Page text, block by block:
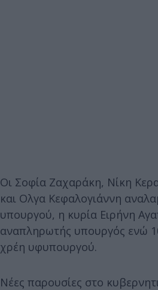
Οι Σοφία Ζαχαράκη, Νίκη
και Ολγα Κεφαλογιάννη
υπουργού, η κυρία Ειρήνη
αναπληρωτής υπουργός ενώ
χρέη υφυπουργού.
Νέες παρουσίες στο